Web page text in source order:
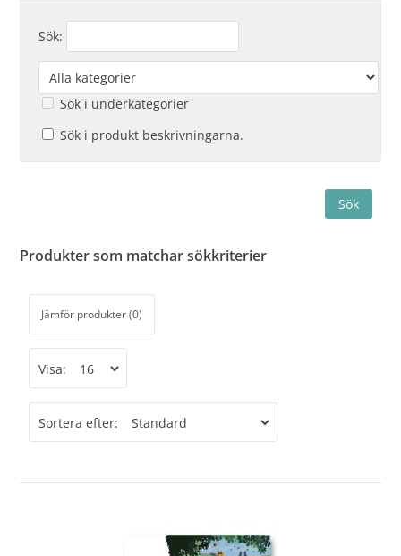
Sök:
Sök i underkategorier
Sök i produkt beskrivningarna.
Produkter som matchar sökkriterier
Jämför produkter (0)
Visa:
Sortera efter: